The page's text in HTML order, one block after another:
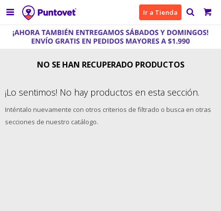
 Ir a Tienda
NO SE HAN RECUPERADO PRODUCTOS
¡Lo sentimos! No hay productos en esta sección.
Inténtalo nuevamente con otros criterios de filtrado o busca en otras
secciones de nuestro catálogo.